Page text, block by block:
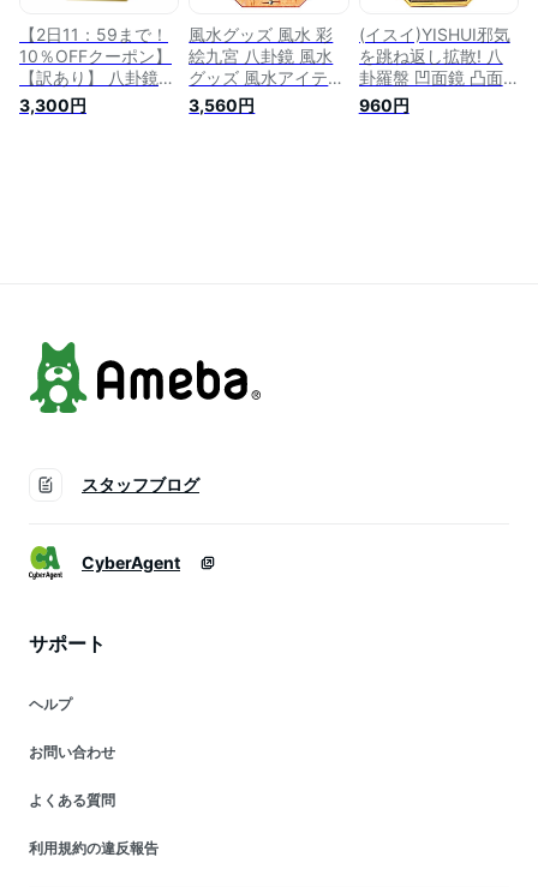
【2日11：59まで！
10％OFFクーポン】
【訳あり】 八卦鏡
八角形 鏡 8角形 風水
置物 風水火山 風水
3,300円
風水グッズ 風水 彩
絵九宮 八卦鏡 風水
グッズ 風水アイテム
鏡 玄関 置物 飾り物
鏡 開運祈願 開運祈
3,560円
(イスイ)YISHUI邪気
を跳ね返し拡散! 八
卦羅盤 凹面鏡 凸面
鏡 壁掛け/玄関置物
HP0003 (凸, 12cm)
960円
スタッフブログ
CyberAgent
サポート
ヘルプ
お問い合わせ
よくある質問
利用規約の違反報告